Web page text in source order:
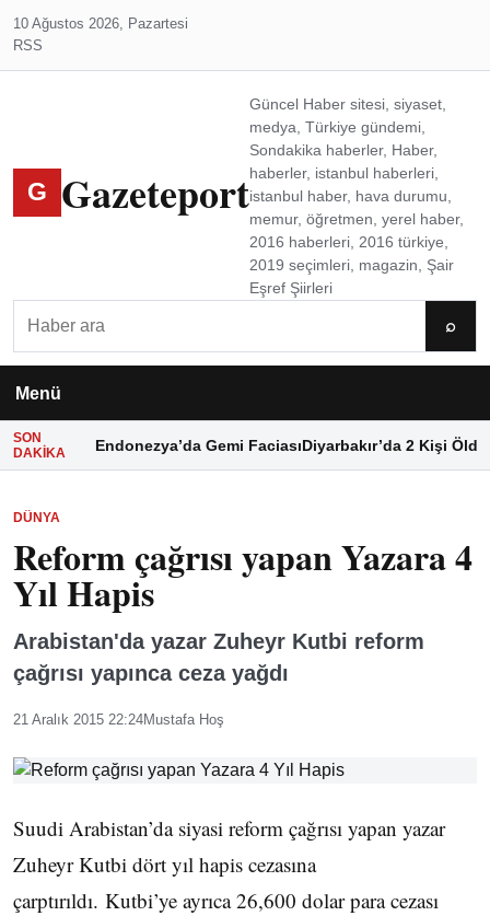
10 Ağustos 2026, Pazartesi
RSS
G Gazeteport
Güncel Haber sitesi, siyaset,
medya, Türkiye gündemi,
Sondakika haberler, Haber,
haberler, istanbul haberleri,
istanbul haber, hava durumu,
memur, öğretmen, yerel haber,
2016 haberleri, 2016 türkiye,
2019 seçimleri, magazin, Şair
Eşref Şiirleri
⌕
Menü
SON
DAKIKA
Endonezya’da Gemi FaciasıDiyarbakır’da 2 Kişi Öldü
DÜNYA
Reform çağrısı yapan Yazara 4
Yıl Hapis
Arabistan'da yazar Zuheyr Kutbi reform
çağrısı yapınca ceza yağdı
21 Aralık 2015 22:24Mustafa Hoş
Suudi Arabistan’da siyasi reform çağrısı yapan yazar
Zuheyr Kutbi dört yıl hapis cezasına
çarptırıldı. Kutbi’ye ayrıca 26,600 dolar para cezası